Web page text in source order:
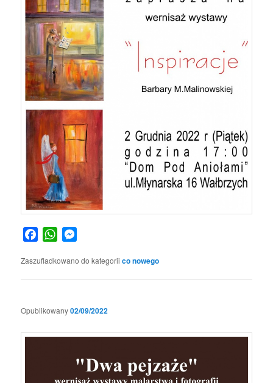
FacebookWhatsApp
Zaszufladkowano do kategorii co nowego
Opublikowany02/09/2022